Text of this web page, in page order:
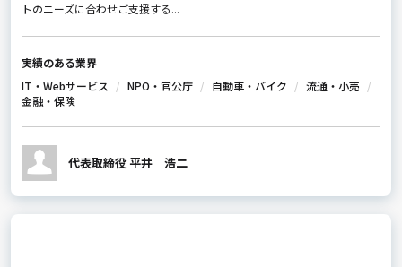
トのニーズに合わせご支援する...
実績のある業界
IT・Webサービス
NPO・官公庁 自動車・バイク
流通・小売
金融・保険
代表取締役 平井 浩二